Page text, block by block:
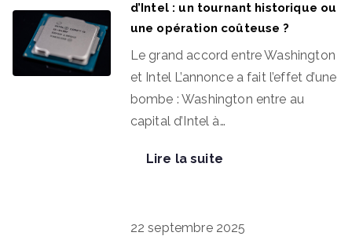
d’Intel : un tournant historique ou
une opération coûteuse ?
Le grand accord entre Washington
et Intel L’annonce a fait l’effet d’une
bombe : Washington entre au
capital d’Intel à…
Lire la suite
22 septembre 2025